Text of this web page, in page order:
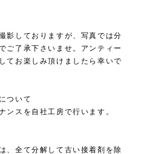
影しておりますが、写真では分
ご了承下さいませ。アンティー
てお楽しみ頂けましたら幸いで
ついて
ンスを自社工房で行います。
、全て分解して古い接着剤を除